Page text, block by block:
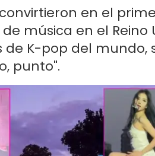
convirtieron en el
música en el Reino
K-pop del mundo,
punto".